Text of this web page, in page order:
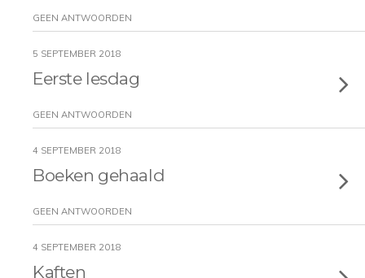
GEEN ANTWOORDEN
5 SEPTEMBER 2018
Eerste lesdag
GEEN ANTWOORDEN
4 SEPTEMBER 2018
Boeken gehaald
GEEN ANTWOORDEN
4 SEPTEMBER 2018
Kaften